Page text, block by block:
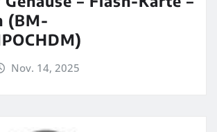
(BM-
Nov. 14, 2025